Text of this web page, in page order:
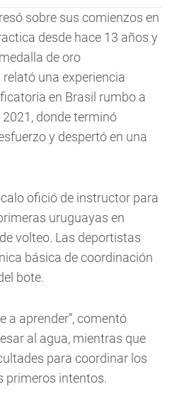
sobre sus comienzos en
desde hace 13 años y
de oro
una experiencia
en Brasil rumbo a
donde terminó
y despertó en una
ofició de instructor para
uruguayas en
volteo. Las deportistas
básica de coordinación
bote.
a aprender”, comentó
al agua, mientras que
para coordinar los
primeros intentos.